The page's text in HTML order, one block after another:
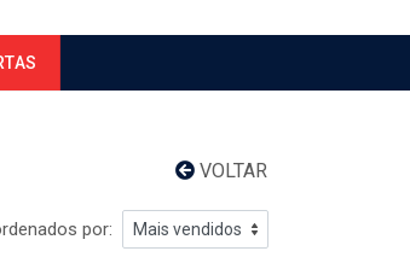
VOLTAR
por: